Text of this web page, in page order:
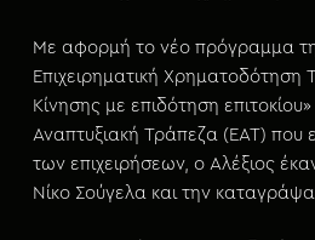
Με αφορμή το νέο πρόγραμμα
Επιχειρηματική Χρηματοδότηση
Κίνησης με επιδότηση
Αναπτυξιακή Τράπεζα (ΕΑΤ) που
των επιχειρήσεων, ο Αλέξιος
Νίκο Σούγελα και την